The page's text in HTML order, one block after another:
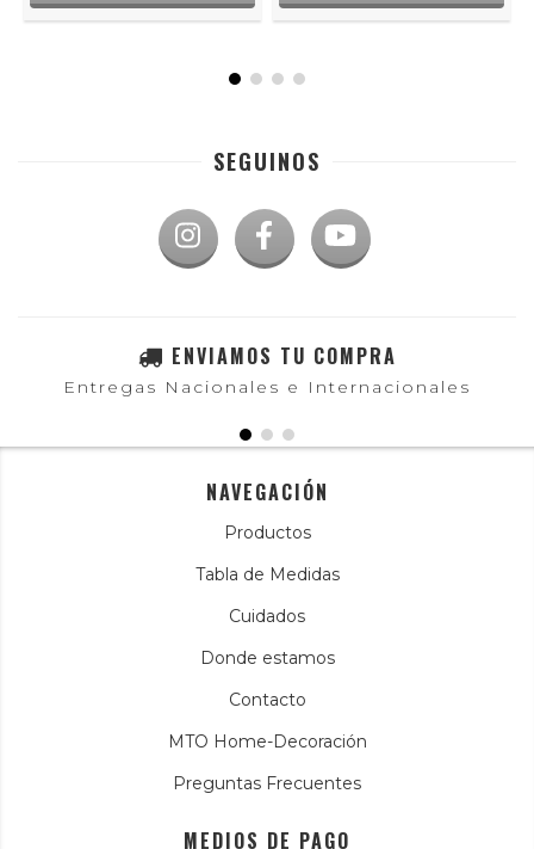
SEGUINOS
ENVIAMOS TU COMPRA
Entregas Nacionales e Internacionales
NAVEGACIÓN
Productos
Tabla de Medidas
Cuidados
Donde estamos
Contacto
MTO Home-Decoración
Preguntas Frecuentes
MEDIOS DE PAGO